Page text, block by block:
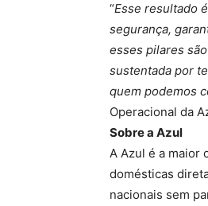
“Esse resultado
segurança,
esses pilares
sustentada por
quem podemos
Operacional da
Sobre a Azul
A Azul é a maior
domésticas
nacionais sem